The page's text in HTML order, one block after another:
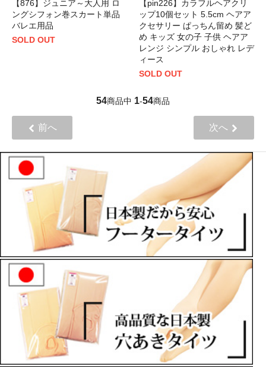
【876】ジュニア～大人用 ロ
ングシフォン巻スカート単品
バレエ用品
SOLD OUT
【pin226】カラフルヘアクリ
ップ10個セット 5.5cm ヘアア
クセサリー ぱっちん留め 髪ど
め キッズ 女の子 子供 ヘアア
レンジ シンプル おしゃれ レデ
ィース
SOLD OUT
54商品中 1-54商品
前へ 次へ